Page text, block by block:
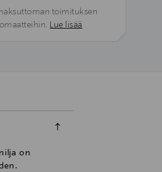
toimituksen
Lue lisää
on